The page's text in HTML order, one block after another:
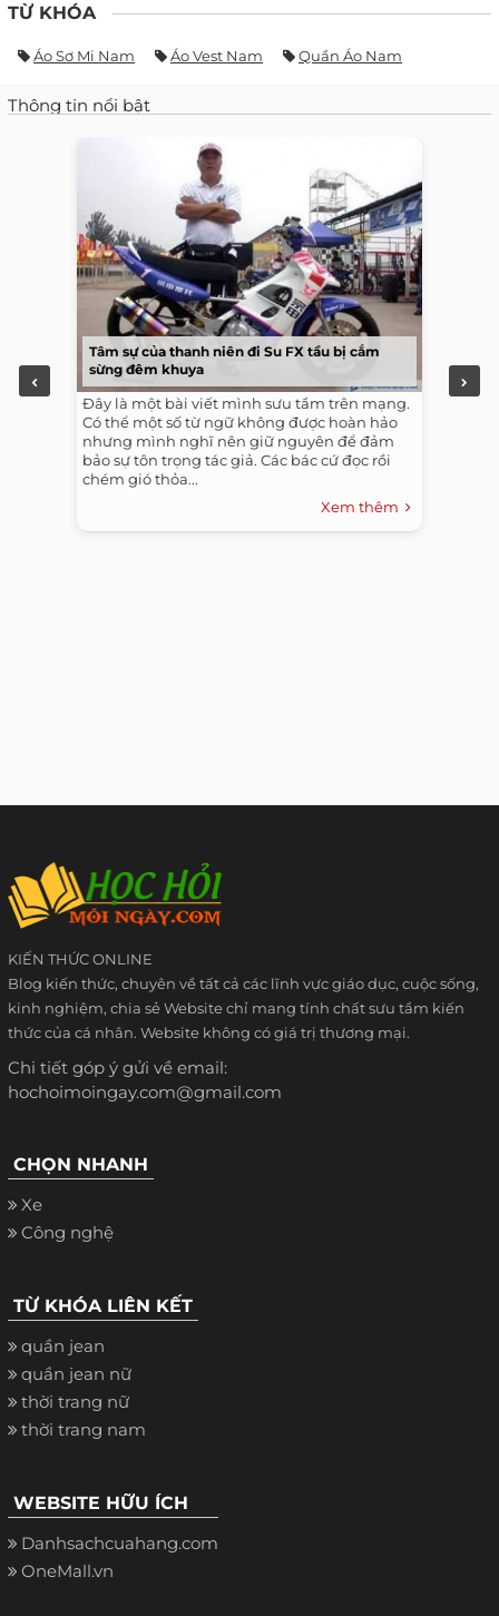
TỪ KHÓA
Áo Sơ Mi Nam Áo Vest Nam Quần Áo Nam
Thông tin nổi bật
Tâm sự của thanh niên đi Su FX tầu bị cắm
sừng đêm khuya
Đây là một bài viết mình sưu tầm trên mạng.
Có thể một số từ ngữ không được hoàn hảo
nhưng mình nghĩ nên giữ nguyên để đảm
bảo sự tôn trọng tác giả. Các bác cứ đọc rồi
chém gió thỏa...
Xem thêm
KIẾN THỨC ONLINE
Blog kiến thức, chuyên về tất cả các lĩnh vực giáo dục, cuộc sống,
kinh nghiệm, chia sẻ Website chỉ mang tính chất sưu tầm kiến
thức của cá nhân. Website không có giá trị thương mại.
Chi tiết góp ý gửi về email:
hochoimoingay.com@gmail.com
CHỌN NHANH
Xe
Công nghệ
TỪ KHÓA LIÊN KẾT
quần jean
quần jean nữ
thời trang nữ
thời trang nam
WEBSITE HỮU ÍCH
Danhsachcuahang.com
OneMall.vn